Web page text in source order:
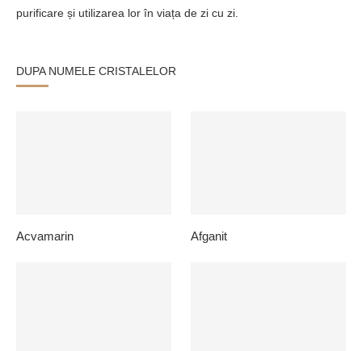
purificare și utilizarea lor în viața de zi cu zi.
DUPA NUMELE CRISTALELOR
Acvamarin Afganit